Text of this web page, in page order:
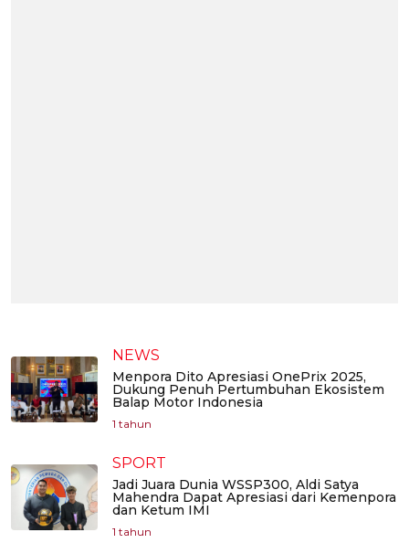
NEWS
Menpora Dito Apresiasi OnePrix 2025,
Dukung Penuh Pertumbuhan Ekosistem
Balap Motor Indonesia
1 tahun
SPORT
Jadi Juara Dunia WSSP300, Aldi Satya
Mahendra Dapat Apresiasi dari Kemenpora
dan Ketum IMI
1 tahun